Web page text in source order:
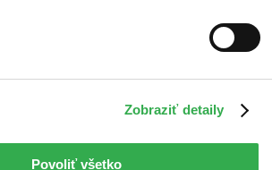
Zobraziť detaily
Povoliť všetko